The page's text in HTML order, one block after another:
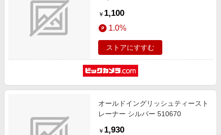
￥ 1,100
1.0%
ストアにすすむ
オールドイングリッシュティースト
レーナー シルバー 510670
￥ 1,930